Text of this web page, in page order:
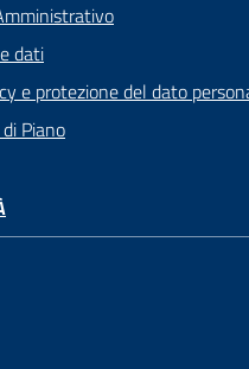
dati
e protezione del dato
Piano